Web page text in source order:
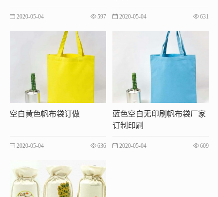
2020-05-04 597 2020-05-04 631
空白黄色帆布袋订做
2020-05-04 636
蓝色空白无印刷帆布袋厂家
订制印刷
2020-05-04 609